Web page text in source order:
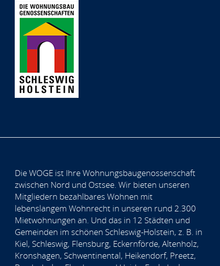
Die WOGE ist Ihre Wohnungsbaugenossenschaft
zwischen Nord und Ostsee. Wir bieten unseren
Mitgliedern bezahlbares Wohnen mit
lebenslangem Wohnrecht in unseren rund 2.300
Mietwohnungen an. Und das in 12 Städten und
Gemeinden im schönen Schleswig-Holstein, z. B. in
Kiel, Schleswig, Flensburg, Eckernförde, Altenholz,
Kronshagen, Schwentinental, Heikendorf, Preetz,